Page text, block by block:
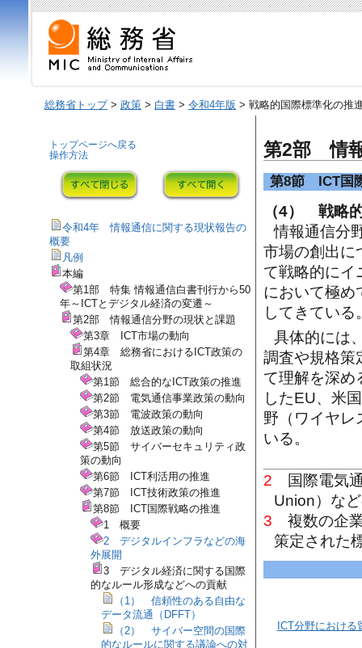
総務省トップ> 政策 > 白書 > 令和4年版 > 戦略的国際標準化の推
第2部 情
第8節 ICT国
（4） 戦略
情報通信分
市場の創出に
て戦略的にイ
において極め
してきている
具体的には
調査や規格策
て理解を深め
したEU、米
野（ワイヤレ
いる。
2 国際電気
Union）な
3 複数の企
策定された
ICT分野におけ
トップページへ戻る
操作方法
令和4年 情報通信に関する現状報告の
概要
凡例
本編
第1部 特集 情報通信白書刊行から50
年～ICTとデジタル経済の変遷～
第2部 情報通信分野の現状と課題
第3章 ICT市場の動向
第4章 総務省におけるICT政策の
取組状況
第1節 総合的なICT政策の推進
第2節 電気通信事業政策の動向
第3節 電波政策の動向
第4節 放送政策の動向
第5節 サイバーセキュリティ政
策の動向
第6節 ICT利活用の推進
第7節 ICT技術政策の推進
第8節 ICT国際戦略の推進
1 概要
2 デジタルインフラなどの海
外展開
3 デジタル経済に関する国際
的なルール形成などへの貢献
（1） 信頼性のある自由な
データ流通（DFFT）
（2） サイバー空間の国際
的なルールに関する議論への対